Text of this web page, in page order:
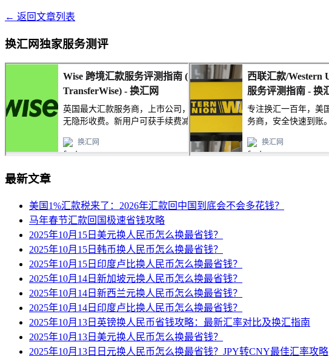
← 返回文章列表
换汇网独家服务测评
最新文章
美国1%汇款税来了：2026年汇款回中国到底会不会多花钱？
马年春节汇款回国极速省钱攻略
2025年10月15日美元换人民币怎么换最省钱？
2025年10月15日韩币换人民币怎么换最省钱？
2025年10月15日印度卢比换人民币怎么换最省钱？
2025年10月14日新加坡元换人民币怎么换最省钱？
2025年10月14日新西兰元换人民币怎么换最省钱？
2025年10月14日印度卢比换人民币怎么换最省钱？
2025年10月13日英镑换人民币省钱攻略：最新汇率对比及换汇指南
2025年10月13日美元换人民币怎么换最省钱？
2025年10月13日日元换人民币怎么换最省钱？JPY转CNY最佳汇率攻略